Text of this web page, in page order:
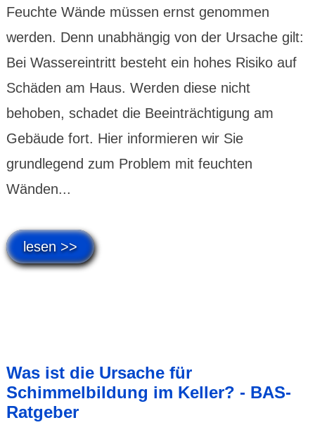
Feuchte Wände müssen ernst genommen
werden. Denn unabhängig von der Ursache gilt:
Bei Wassereintritt besteht ein hohes Risiko auf
Schäden am Haus. Werden diese nicht
behoben, schadet die Beeinträchtigung am
Gebäude fort. Hier informieren wir Sie
grundlegend zum Problem mit feuchten
Wänden...
lesen >>
Was ist die Ursache für
Schimmelbildung im Keller? - BAS-
Ratgeber